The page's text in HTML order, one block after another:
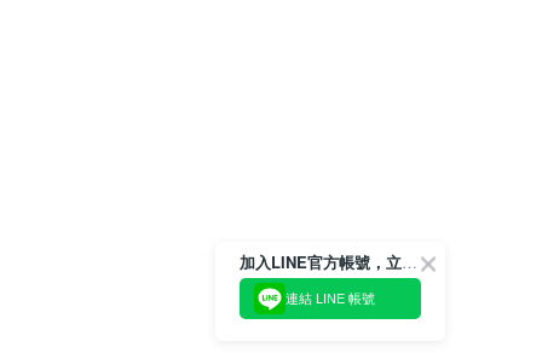
加入LINE官方帳號，立即獲得$100購物金!
連結 LINE 帳號